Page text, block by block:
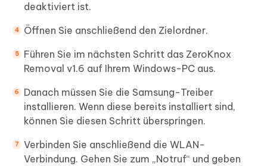
deaktiviert ist.
Öffnen Sie anschließend den Zielordner.
Führen Sie im nächsten Schritt das ZeroKnox
Removal v1.6 auf Ihrem Windows-PC aus.
Danach müssen Sie die Samsung-Treiber
installieren. Wenn diese bereits installiert sind,
können Sie diesen Schritt überspringen.
Verbinden Sie anschließend die WLAN-
Verbindung. Gehen Sie zum „Notruf“ und geben